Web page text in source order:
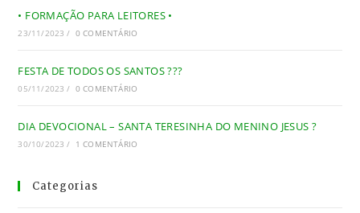
• FORMAÇÃO PARA LEITORES •
23/11/2023 / 0 COMENTÁRIO
FESTA DE TODOS OS SANTOS ???
05/11/2023 / 0 COMENTÁRIO
DIA DEVOCIONAL – SANTA TERESINHA DO MENINO JESUS ?
30/10/2023 / 1 COMENTÁRIO
Categorias